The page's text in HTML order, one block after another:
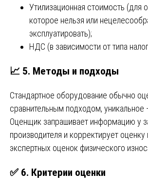
Утилизационная стоимость (для
которое нельзя или
эксплуатировать);
НДС (в зависимости от типа
📈 5. Методы и подходы
Стандартное оборудование обычно
сравнительным подходом, уникальное
Оценщик запрашивает информацию у
производителя и корректирует
экспертных оценок физического
✅ 6. Критерии оценки